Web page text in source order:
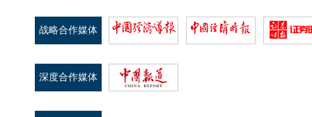
战略合作媒体
深度合作媒体